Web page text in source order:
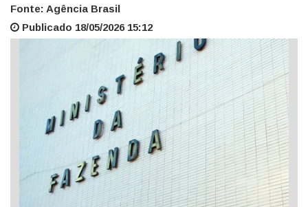
Fonte: Agência Brasil
Publicado 18/05/2026 15:12